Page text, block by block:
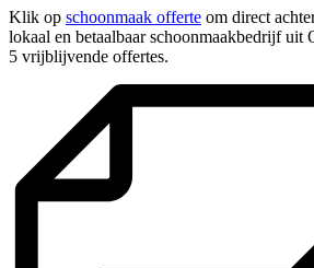
Klik op schoonmaak offerte om direct
lokaal en betaalbaar schoonmaakbedrijf uit
5 vrijblijvende offertes.